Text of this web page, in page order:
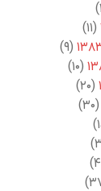
(۱۱)
(۹)
(۱۰)
(۲۰)
(۳۰)